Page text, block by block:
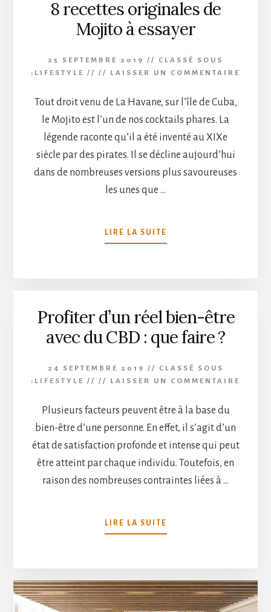
8 recettes originales de
Mojito à essayer
25 SEPTEMBRE 2019 // CLASSÉ SOUS
: LIFESTYLE // // LAISSER UN COMMENTAIRE
Tout droit venu de La Havane, sur l’île de Cuba,
le Mojito est l’un de nos cocktails phares. La
légende raconte qu’il a été inventé au XIXe
siècle par des pirates. Il se décline aujourd’hui
dans de nombreuses versions plus savoureuses
les unes que …
LIRE LA SUITE
PROPOS8
À
ESSAYER
Profiter d’un réel bien-être
avec du CBD : que faire ?
24 SEPTEMBRE 2019 //
CLASSÉ SOUS
: LIFESTYLE // // LAISSER UN COMMENTAIRE
Plusieurs facteurs peuvent être à la base du
bien-être d’une personne. En effet, il s’agit d’un
état de satisfaction profonde et intense qui peut
être atteint par chaque individu. Toutefois, en
raison des nombreuses contraintes liées à …
LIRE LA SUITE
PROPOSPROFITER
ÊTRE
AVEC